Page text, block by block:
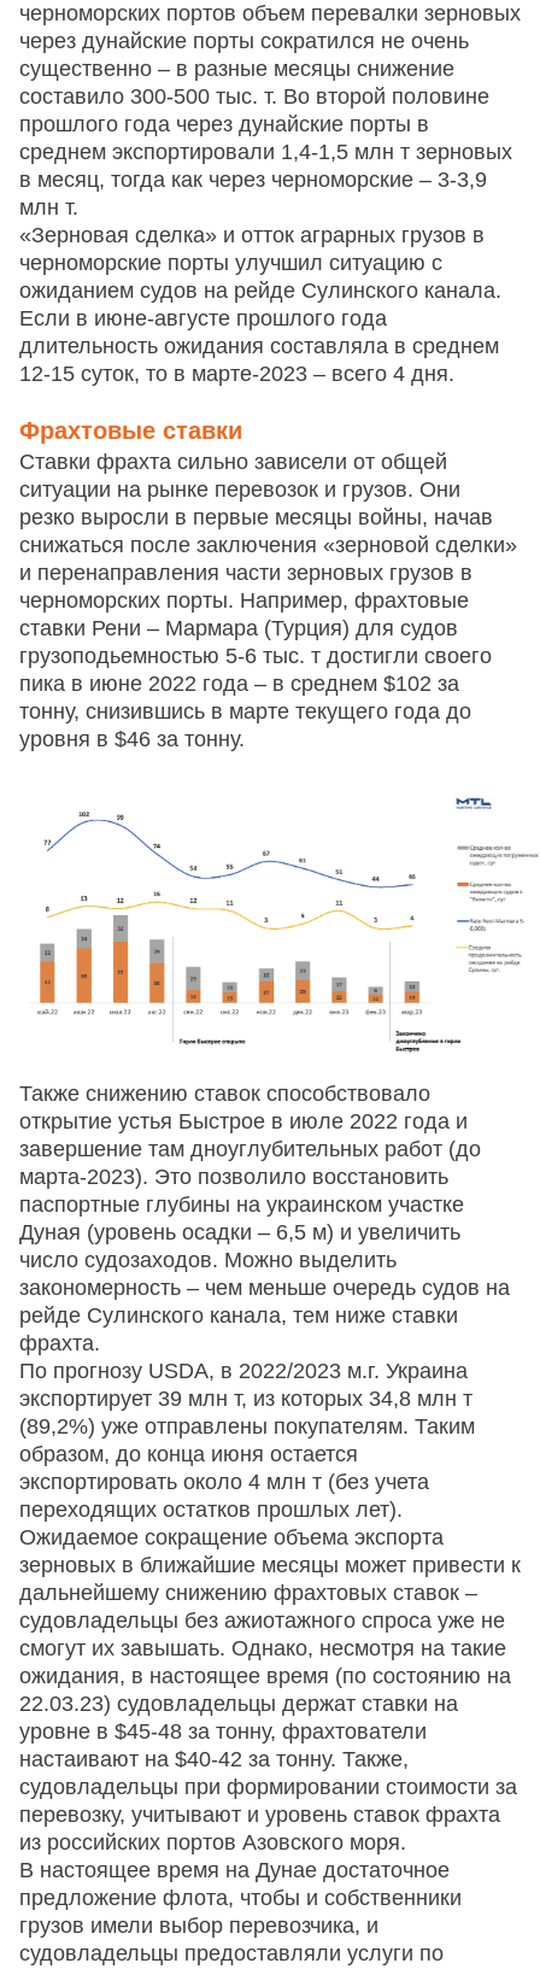
черноморских портов объем перевалки зерновых
через дунайские порты сократился не очень
существенно – в разные месяцы снижение
составило 300-500 тыс. т. Во второй половине
прошлого года через дунайские порты в
среднем экспортировали 1,4-1,5 млн т зерновых
в месяц, тогда как через черноморские – 3-3,9
млн т.
«Зерновая сделка» и отток аграрных грузов в
черноморские порты улучшил ситуацию с
ожиданием судов на рейде Сулинского канала.
Если в июне-августе прошлого года
длительность ожидания составляла в среднем
12-15 суток, то в марте-2023 – всего 4 дня.
Фрахтовые ставки
Ставки фрахта сильно зависели от общей
ситуации на рынке перевозок и грузов. Они
резко выросли в первые месяцы войны, начав
снижаться после заключения «зерновой сделки»
и перенаправления части зерновых грузов в
черноморских порты. Например, фрахтовые
ставки Рени – Мармара (Турция) для судов
грузоподьемностью 5-6 тыс. т достигли своего
пика в июне 2022 года – в среднем $102 за
тонну, снизившись в марте текущего года до
уровня в $46 за тонну.
Также снижению ставок способствовало
открытие устья Быстрое в июле 2022 года и
завершение там дноуглубительных работ (до
марта-2023). Это позволило восстановить
паспортные глубины на украинском участке
Дуная (уровень осадки – 6,5 м) и увеличить
число судозаходов. Можно выделить
закономерность – чем меньше очередь судов на
рейде Сулинского канала, тем ниже ставки
фрахта.
По прогнозу USDA, в 2022/2023 м.г. Украина
экспортирует 39 млн т, из которых 34,8 млн т
(89,2%) уже отправлены покупателям. Таким
образом, до конца июня остается
экспортировать около 4 млн т (без учета
переходящих остатков прошлых лет).
Ожидаемое сокращение объема экспорта
зерновых в ближайшие месяцы может привести к
дальнейшему снижению фрахтовых ставок –
судовладельцы без ажиотажного спроса уже не
смогут их завышать. Однако, несмотря на такие
ожидания, в настоящее время (по состоянию на
22.03.23) судовладельцы держат ставки на
уровне в $45-48 за тонну, фрахтователи
настаивают на $40-42 за тонну. Также,
судовладельцы при формировании стоимости за
перевозку, учитывают и уровень ставок фрахта
из российских портов Азовского моря.
В настоящее время на Дунае достаточное
предложение флота, чтобы и собственники
грузов имели выбор перевозчика, и
судовладельцы предоставляли услуги по